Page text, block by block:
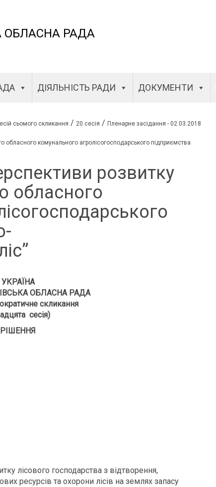
ОБЛАСНА РАДА
ДІЯЛЬНІСТЬ РАДИ ДОКУМЕНТИ
сьомого скликання / 20 сесія / Пленарне засідання - 02.03.2018
обласного комунального агролісогосподарського підприємства
розвитку
обласного
УКРАЇНА
ОБЛАСНА РАДА
скликання
сесія)
РІШЕННЯ
лісового господарства з відтворення,
ресурсів та охорони лісів на землях запасу